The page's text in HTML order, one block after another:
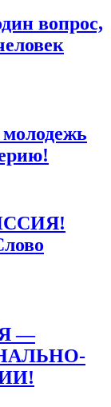
браузере для
вопрос,
—